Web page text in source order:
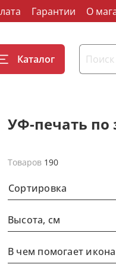
Гарантии О
Каталог
УФ-печать по
Товаров 190
Сортировка
Высота, см
В чем помогает икона